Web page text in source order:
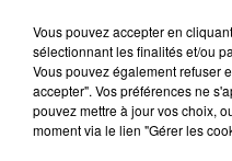
3 janvier 2025 - 2 min 22
LES INFOS DU
Vous pouvez accepter en
sélectionnant les finalités et/ou
Vous pouvez également refuser
accepter". Vos préférences ne
pouvez mettre à jour vos choix,
moment via le lien "Gérer les